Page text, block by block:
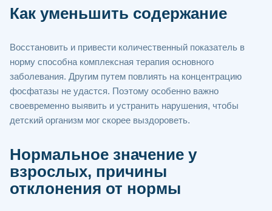
Как уменьшить содержание
Восстановить и привести количественный показатель в
норму способна комплексная терапия основного
заболевания. Другим путем повлиять на концентрацию
фосфатазы не удастся. Поэтому особенно важно
своевременно выявить и устранить нарушения, чтобы
детский организм мог скорее выздороветь.
Нормальное значение у
взрослых, причины
отклонения от нормы